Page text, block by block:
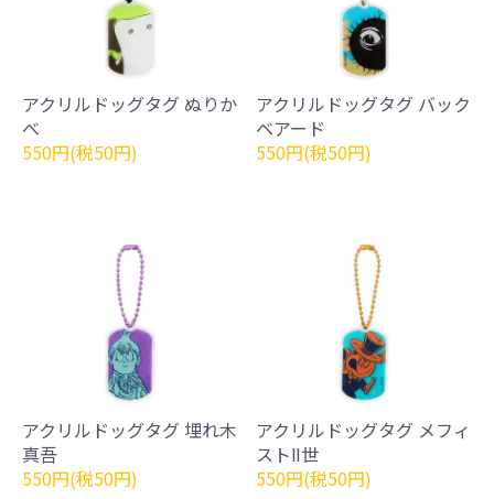
アクリルドッグタグ ぬりか
べ
550円(税50円)
アクリルドッグタグ バック
ベアード
550円(税50円)
アクリルドッグタグ 埋れ木
真吾
550円(税50円)
アクリルドッグタグ メフィ
ストⅡ世
550円(税50円)